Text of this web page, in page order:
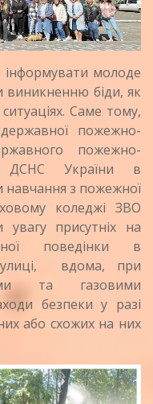
молоде
виникненню біди, як
Саме тому,
пожежно-
пожежно-
ДСНС України в
навчання з пожежної
коледжі ЗВО
присутніх на
поведінки в
вдома, при
та газовими
безпеки у разі
або схожих на них